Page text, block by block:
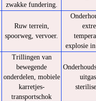
zwakke fundering.
Ruw terrein,
spoorweg, vervoer.
explosie
Trillingen van
bewegende
onderdelen, mobiele
karretjes-
transportschok